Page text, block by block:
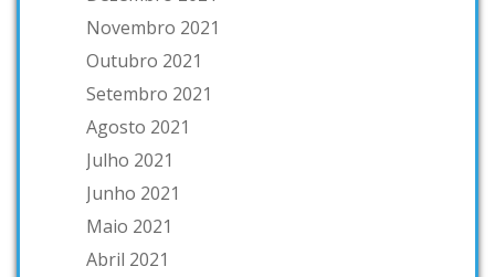
Novembro 2021
Outubro 2021
Setembro 2021
Agosto 2021
Julho 2021
Junho 2021
Maio 2021
Abril 2021